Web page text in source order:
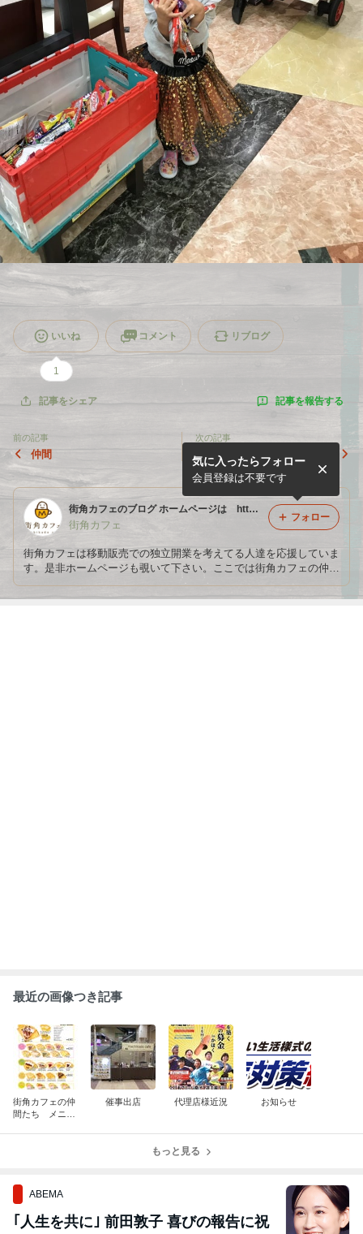
いいね
1
コメント リブログ
記事をシェア 記事を報告する
前の記事
仲間
次の記事
街角カフェのブログ ホームページは http://machikadocafe.com
街角カフェ
街角カフェは移動販売での独立開業を考えてる人達を応援していま
す。是非ホームページも覗いて下さい。ここでは街角カフェの仲間
たちの出店風景などイベント情報を中心に更新していきます。
気に入ったらフォロー
会員登録は不要です
フォロー
最近の画像つき記事
街角カフェの仲
間たち メニュ
催事出店 代理店様近況 お知らせ
もっと見る
ABEMA
｢人生を共に｣ 前田敦子 喜びの報告に祝